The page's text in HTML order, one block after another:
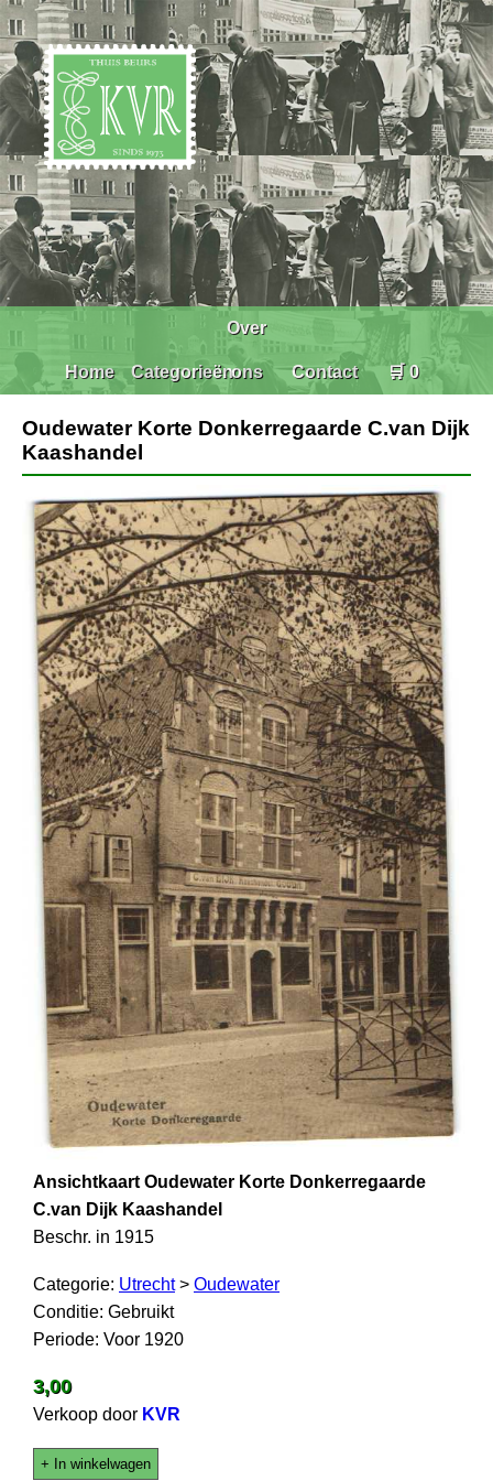
Home Categorieën
Over
ons Contact 🛒 0
Oudewater Korte Donkerregaarde C.van Dijk
Kaashandel
Ansichtkaart Oudewater Korte Donkerregaarde
C.van Dijk Kaashandel
Beschr. in 1915
Categorie: Utrecht> Oudewater
Conditie: Gebruikt
Periode: Voor 1920
3,00
Verkoop door KVR
+ In winkelwagen